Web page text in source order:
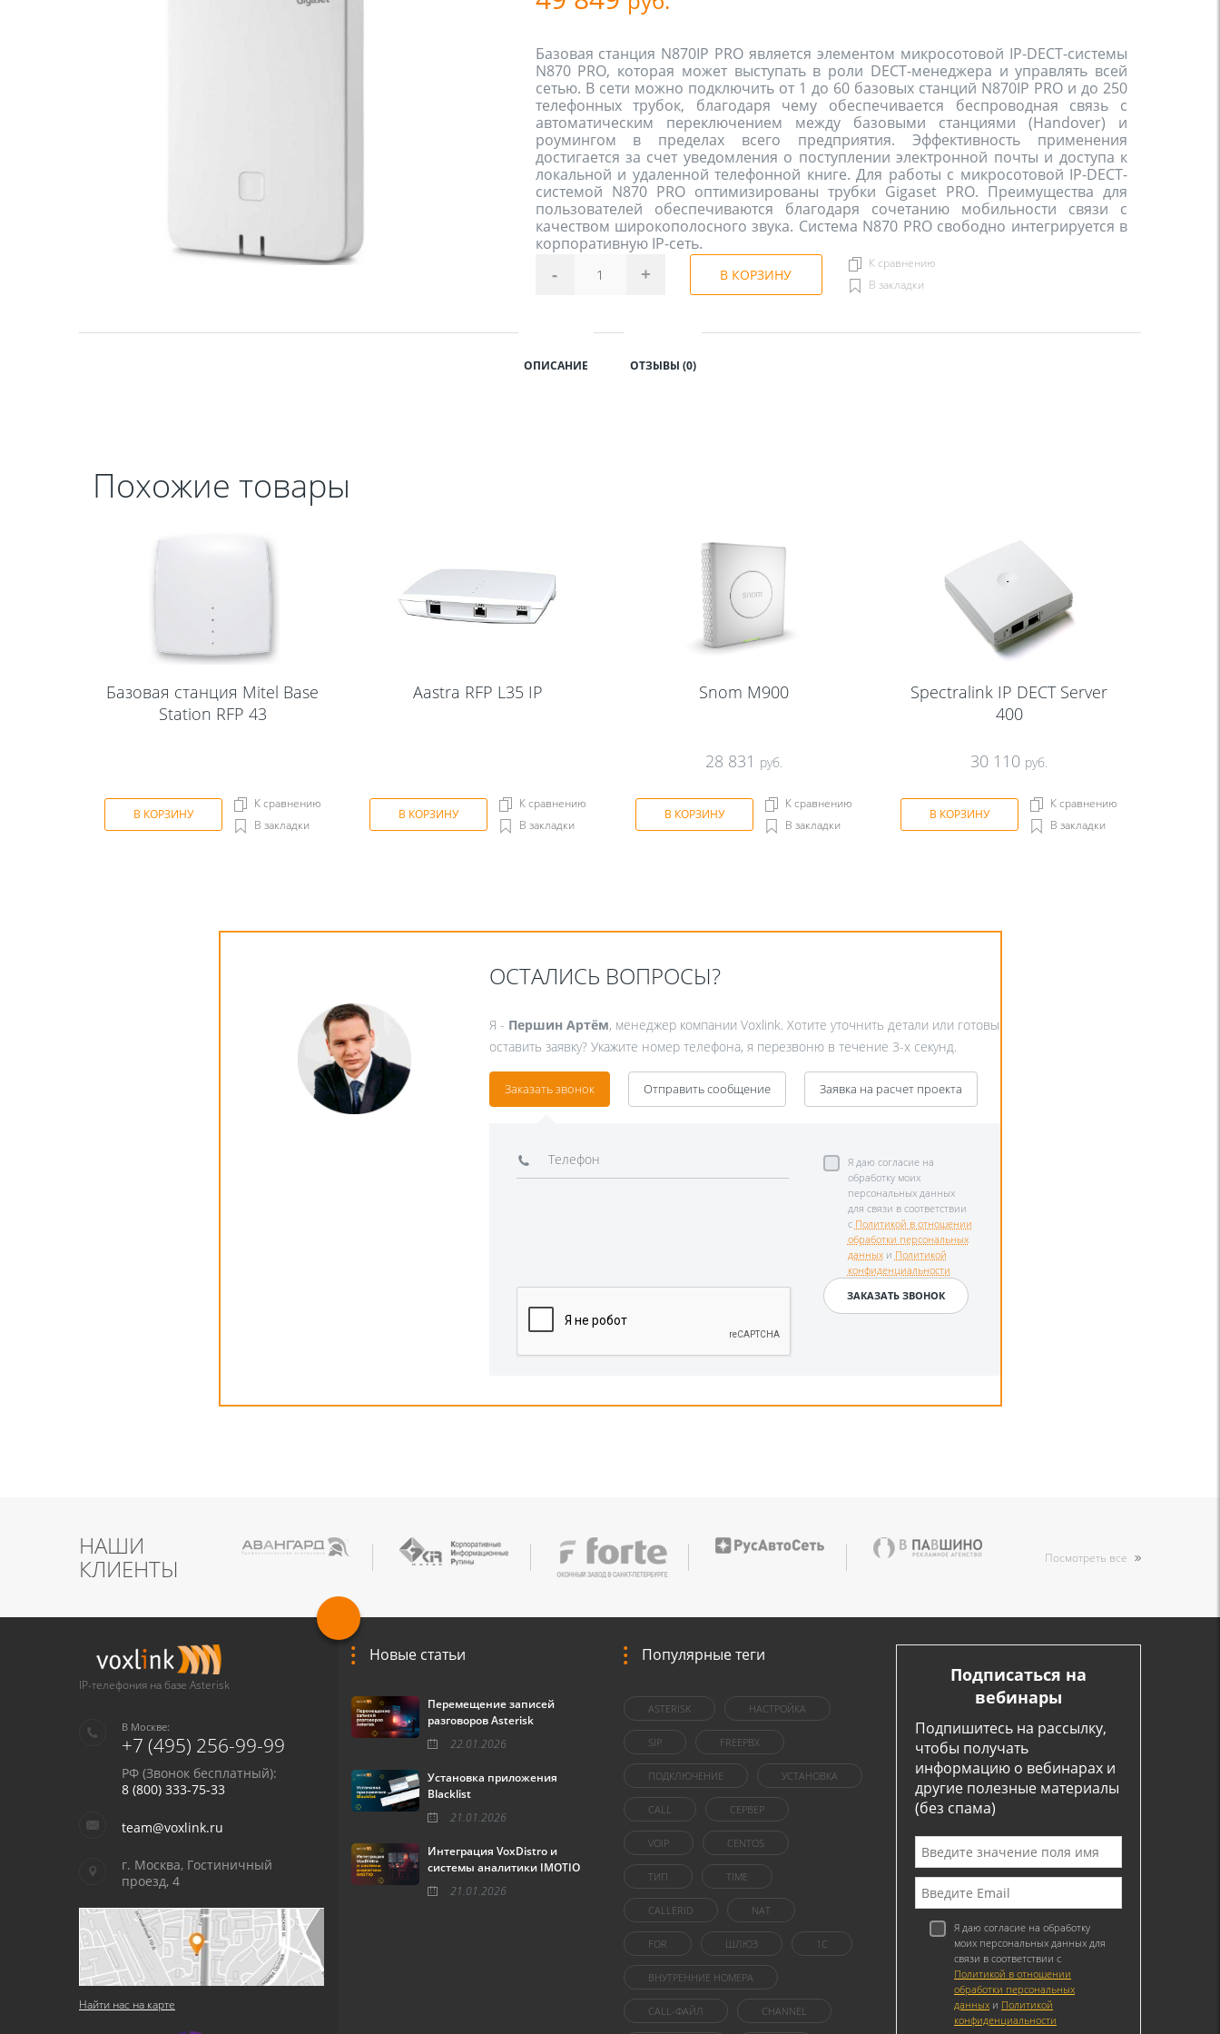
Базовая станция N870IP PRO является элементом микросотовой IP-DECT-системы
N870 PRO, которая может выступать в роли DECT-менеджера и управлять всей
сетью. В сети можно подключить от 1 до 60 базовых станций N870IP PRO и до 250
телефонных трубок, благодаря чему обеспечивается беспроводная связь с
автоматическим переключением между базовыми станциями (Handover) и
роумингом в пределах всего предприятия. Эффективность применения
достигается за счет уведомления о поступлении электронной почты и доступа к
локальной и удаленной телефонной книге. Для работы с микросотовой IP-DECT-
системой N870 PRO оптимизированы трубки Gigaset PRO. Преимущества для
пользователей обеспечиваются благодаря сочетанию мобильности связи с
качеством широкополосного звука. Система N870 PRO свободно интегрируется в
корпоративную IP-сеть.
- + В КОРЗИНУ
К сравнению
В закладки
ОПИСАНИЕ ОТЗЫВЫ (0)
Похожие товары
Базовая станция Mitel Base
Station RFP 43
В КОРЗИНУ
К сравнению
В закладки
Aastra RFP L35 IP
В КОРЗИНУ
К сравнению
В закладки
Snom M900
28 831 руб.
В КОРЗИНУ
К сравнению
В закладки
Spectralink IP DECT Server
400
30 110 руб.
В КОРЗИНУ
К сравнению
В закладки
ОСТАЛИСЬ ВОПРОСЫ?
Я - Першин Артём, менеджер компании Voxlink. Хотите уточнить детали или готовы
оставить заявку? Укажите номер телефона, я перезвоню в течение 3-х секунд.
Заказать звонок
Я даю согласие на
обработку моих
персональных данных
для связи в соответствии
с Политикой в отношении
обработки персональных
данныхи Политикой
конфиденциальности
Отправить сообщение Заявка на расчет проекта
НАШИ
КЛИЕНТЫ Посмотреть все
IP-телефония на базе Asterisk
В Москве:
+7 (495) 256-99-99
РФ (Звонок бесплатный):
8 (800) 333-75-33
team@voxlink.ru
г. Москва, Гостиничный
проезд, 4
Найти нас на карте
Новые статьи
Перемещение записей
разговоров Asterisk
22.01.2026
Установка приложения
Blacklist
21.01.2026
Интеграция VoxDistro и
системы аналитики IMOTIO
21.01.2026
Популярные теги
ASTERISK НАСТРОЙКА
SIP FREEPBX
ПОДКЛЮЧЕНИЕ УСТАНОВКА
CALL СЕРВЕР
VOIP CENTOS
ТИП TIME
CALLERID NAT
FOR ШЛЮЗ 1C
ВНУТРЕННИЕ НОМЕРА
CALL-ФАЙЛ CHANNEL
Подписаться на
вебинары
Подпишитесь на рассылку,
чтобы получать
информацию о вебинарах и
другие полезные материалы
(без спама)
Я даю согласие на обработку
моих персональных данных для
связи в соответствии с
Политикой в отношении
обработки персональных
данных и Политикой
конфиденциальности